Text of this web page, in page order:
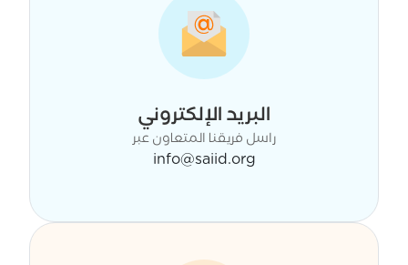
البريد الإلكتروني
راسل فريقنا المتعاون عبر
info@saiid.org